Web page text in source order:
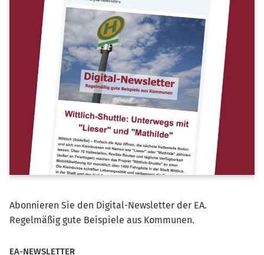
Abonnieren Sie den Digital-Newsletter der EA.
Regelmäßig gute Beispiele aus Kommunen.
EA-NEWSLETTER